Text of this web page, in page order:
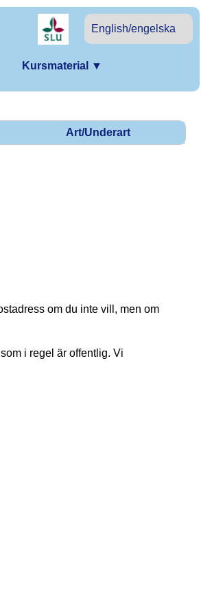
English/engelska
Kursmaterial ▼
Art/Underart
om du inte vill, men om
i regel är offentlig. Vi